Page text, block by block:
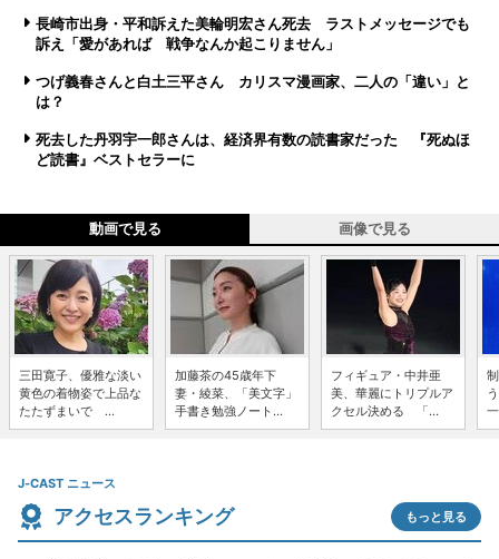
長崎市出身・平和訴えた美輪明宏さん死去 ラストメッセージでも
訴え「愛があれば 戦争なんか起こりません」
つげ義春さんと白土三平さん カリスマ漫画家、二人の「違い」と
は？
死去した丹羽宇一郎さんは、経済界有数の読書家だった 『死ぬほ
ど読書』ベストセラーに
動画で見る 画像で見る
三田寛子、優雅な淡い
黄色の着物姿で上品な
たたずまいで ...
加藤茶の45歳年下
妻・綾菜、「美文字」
手書き勉強ノート...
フィギュア・中井亜
美、華麗にトリプルア
クセル決める 「...
J-CAST ニュース
アクセスランキング もっと見る